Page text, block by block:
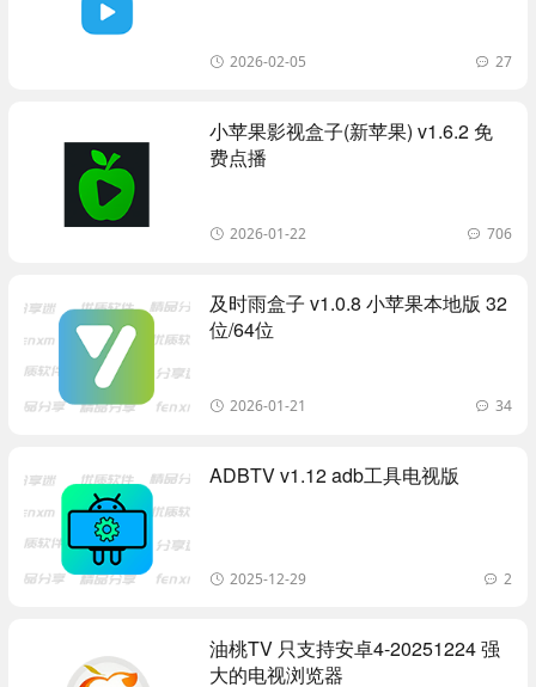
2026-02-05 27
小苹果影视盒子(新苹果) v1.6.2 免
费点播
2026-01-22 706
及时雨盒子 v1.0.8 小苹果本地版 32
位/64位
2026-01-21 34
ADBTV v1.12 adb工具电视版
2025-12-29 2
油桃TV 只支持安卓4-20251224 强
大的电视浏览器